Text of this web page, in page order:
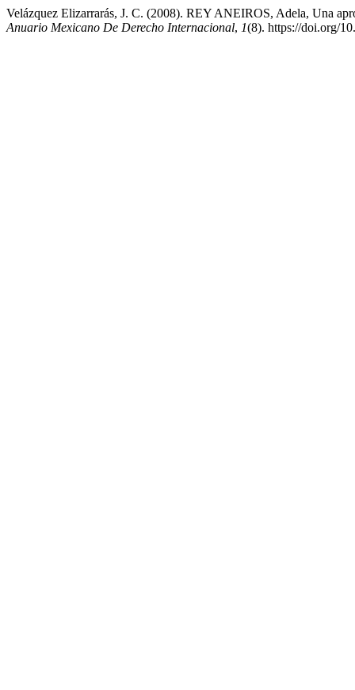
Velázquez Elizarrarás, J. C. (2008). REY ANEIROS, Adela, Una
Anuario Mexicano De Derecho Internacional, 1(8). https://doi.org/